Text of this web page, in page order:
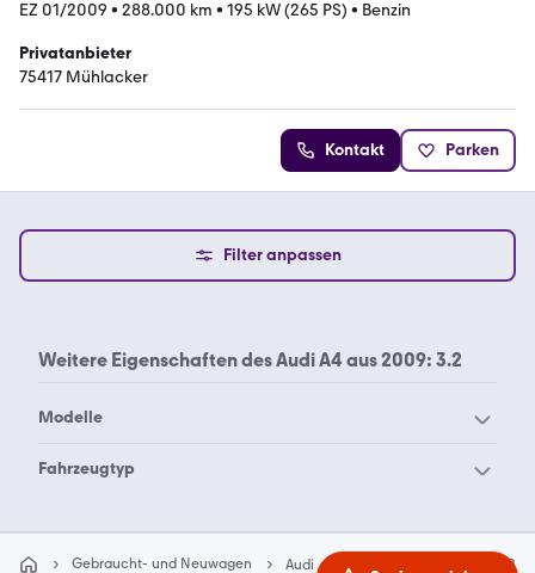
EZ 01/2009 • 288.000 km • 195 kW (265 PS) • Benzin
Privatanbieter
75417 Mühlacker
Kontakt Parken
Filter anpassen
Weitere Eigenschaften desAudi A4 aus 2009: 3.2
Modelle
Audi 100
Audi A1
Audi A2
Fahrzeugtyp
Gebraucht- und Neuwagen Audi Audi A4 3.2